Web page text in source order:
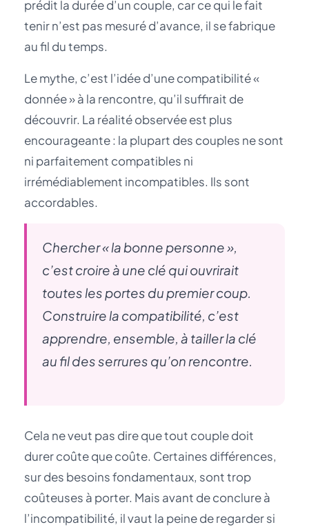
prédit la durée d’un couple, car ce qui le fait
tenir n’est pas mesuré d’avance, il se fabrique
au fil du temps.
Le mythe, c’est l’idée d’une compatibilité «
donnée » à la rencontre, qu’il suffirait de
découvrir. La réalité observée est plus
encourageante : la plupart des couples ne sont
ni parfaitement compatibles ni
irrémédiablement incompatibles. Ils sont
accordables.
Chercher « la bonne personne »,
c’est croire à une clé qui ouvrirait
toutes les portes du premier coup.
Construire la compatibilité, c’est
apprendre, ensemble, à tailler la clé
au fil des serrures qu’on rencontre.
Cela ne veut pas dire que tout couple doit
durer coûte que coûte. Certaines différences,
sur des besoins fondamentaux, sont trop
coûteuses à porter. Mais avant de conclure à
l’incompatibilité, il vaut la peine de regarder si